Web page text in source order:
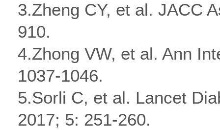
3.Zheng CY, et al. JACC
910.
4.Zhong VW, et al. Ann
1037-1046.
5.Sorli C, et al. Lancet
2017; 5: 251-260.